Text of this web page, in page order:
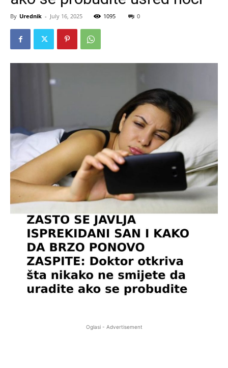
By Urednik - July 16, 2025 1095 0
Oglasi - Advertisement